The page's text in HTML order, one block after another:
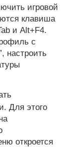
игровой
клавиша
и Alt+F4.
с
настроить
Для этого
откроется